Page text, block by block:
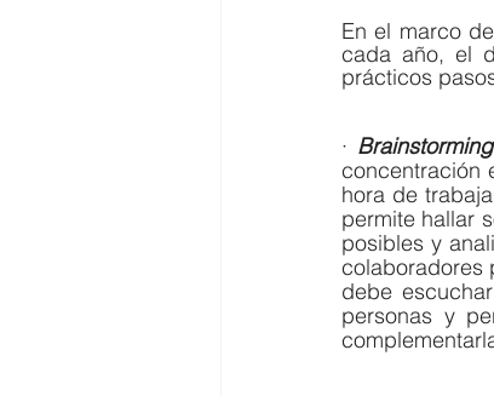
En el marco
cada año, el
prácticos
· Brainstorming
concentración
hora de
permite hallar
posibles y
colaboradores
debe
personas y